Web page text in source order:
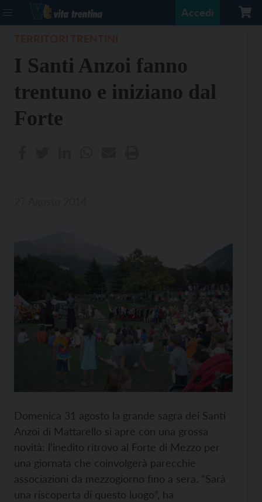
Accedi
I Santi Anzoi fanno
trentuno e iniziano dal
Forte
Domenica 31 agosto la grande sagra dei Santi
Anzoi di Mattarello si apre con una grossa
novità: l’inedito ritrovo al Forte di Mezzo per
una giornata che coinvolgerà parecchie
associazioni da mezzogiorno fino a sera. “Sarà
una riscoperta di questo luogo”, ha